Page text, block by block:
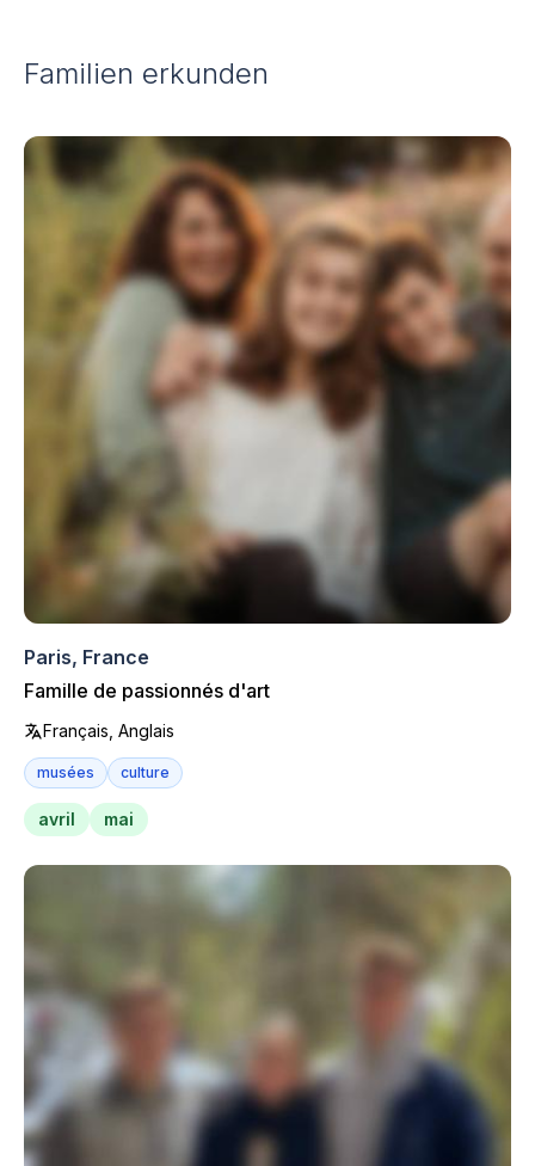
Familien erkunden
Paris, France
Famille de passionnés d'art
Français, Anglais
musées culture
avril mai